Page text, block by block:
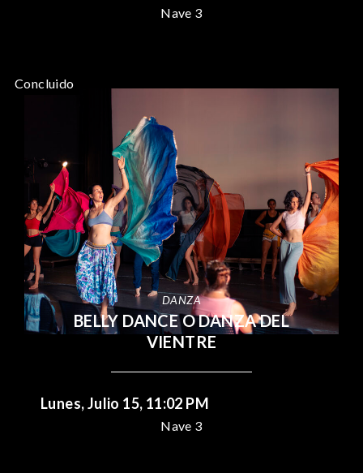
Nave 3
Concluido
DANZA
BELLY DANCE O DANZA DEL
VIENTRE
Lunes, Julio 15, 11:02 PM
Nave 3